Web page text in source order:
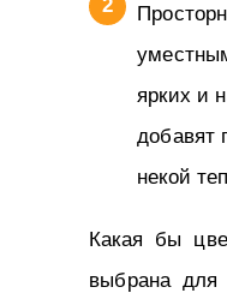
ярких и
некой
Какая бы
выбрана для